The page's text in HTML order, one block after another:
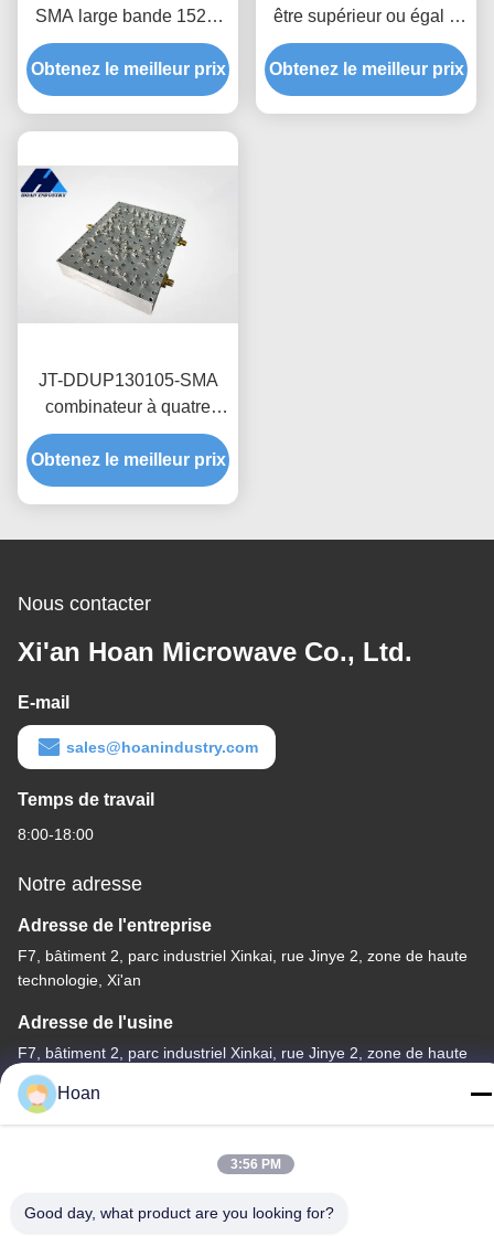
SMA large bande 1525-
1559MHz 50W JT-
DUP1542/1642-SMA
duplexer
Obtenez le meilleur prix
être supérieur ou égal à
la fréquence d'électricité
de l'appareil.
Obtenez le meilleur prix
JT-DDUP130105-SMA
combinateur à quatre
ports étanche à l'eau 698-
2700MHz quadruple
diplexateur de fréquence
Obtenez le meilleur prix
Nous contacter
Xi'an Hoan Microwave Co., Ltd.
E-mail
sales@hoanindustry.com
Temps de travail
8:00-18:00
Notre adresse
Adresse de l'entreprise
F7, bâtiment 2, parc industriel Xinkai, rue Jinye 2, zone de haute
technologie, Xi'an
Adresse de l'usine
F7, bâtiment 2, parc industriel Xinkai, rue Jinye 2, zone de haute
technologie, Xi'an
Télégramme
Hoan
3:56 PM
Good day, what product are you looking for?